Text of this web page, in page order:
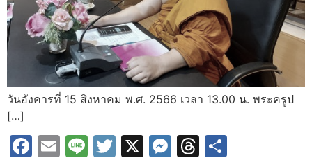
วันอังคารที่ 15 สิงหาคม พ.ศ. 2566 เวลา 13.00 น. พระครูป
[…]
Facebook
Email
LineTwitter
X Messenger
Threads